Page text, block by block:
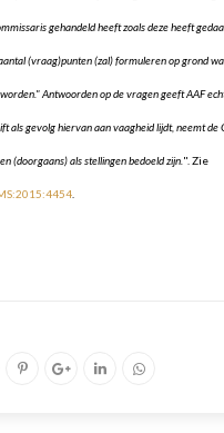
gehandeld heeft zoals deze heeft
(vraag)punten (zal) formuleren op grond
Antwoorden op de vragen geeft AAF
als gevolg hiervan aan vaagheid lijdt, neemt
(doorgaans) als stellingen bedoeld zijn. ". Zie